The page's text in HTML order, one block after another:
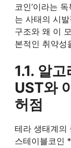
코인’이라는
는 사태의 시
구조와 왜 이
본적인 취약성
1.1. 알
UST와
허점
테라 생태계의
스테이블코인